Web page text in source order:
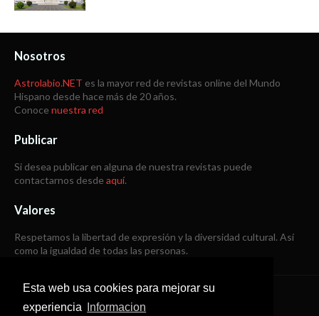
Esta web usa cookies para mejorar su
experiencia
Informacion
Nosotros
Astrolabio.NET es la mayor red de revistas online del Mundo
Hispano desde hace más de 20 años.
Conoce nuestra red
Publicar
Si desea publicar en alguna de nuestra revistas puede
contactarnos desde aquí.
Valores
Respetamos la libertad de expresión y la diversidad cultural. Así
como la igualdad de todas las personas.
Copyright © 1998 -